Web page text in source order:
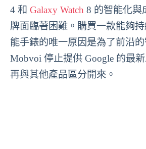
4 和 Galaxy Watch 8 的智能化與
牌面臨著困難。購買一款能夠
能手錶的唯一原因是為了前沿
Mobvoi 停止提供 Google 的最
再與其他產品區分開來。